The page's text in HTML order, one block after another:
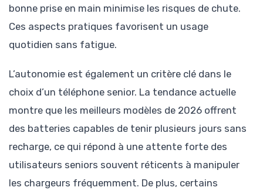
bonne prise en main minimise les risques de chute.
Ces aspects pratiques favorisent un usage
quotidien sans fatigue.
L’autonomie est également un critère clé dans le
choix d’un téléphone senior. La tendance actuelle
montre que les meilleurs modèles de 2026 offrent
des batteries capables de tenir plusieurs jours sans
recharge, ce qui répond à une attente forte des
utilisateurs seniors souvent réticents à manipuler
les chargeurs fréquemment. De plus, certains